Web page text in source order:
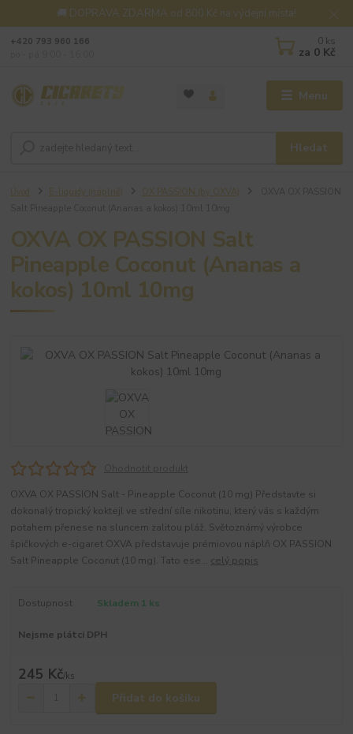
🚚 DOPRAVA ZDARMA od 800 Kč na výdejní místa!
Menu
Hledat
+420 793 960 166
0 ks
za 0 Kč
Úvod E-liquidy (náplně) OX PASSION (by OXVA)
OXVA OX PASSION Salt
Pineapple Coconut (Ananas a
kokos) 10ml 10mg
OXVA OX PASSION Salt - Pineapple Coconut (10 mg) Představte si
dokonalý tropický koktejl ve střední síle nikotinu, který vás s každým
potahem přenese na sluncem zalitou pláž. Světoznámý výrobce
špičkových e-cigaret OXVA představuje prémiovou náplň OX PASSION
Salt Pineapple Coconut (10 mg). Tato ese... celý popis
Dostupnost Skladem 1 ks
Nejsme plátci DPH
245 Kč/ks
Přidat do košíku